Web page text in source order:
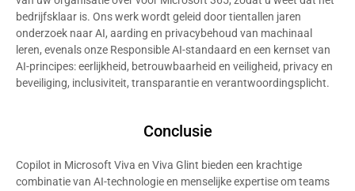
bedrijfsklaar is. Ons werk wordt geleid door tientallen jaren
onderzoek naar AI, aarding en privacybehoud van machinaal
leren, evenals onze Responsible AI-standaard en een kernset van
AI-principes: eerlijkheid, betrouwbaarheid en veiligheid, privacy en
beveiliging, inclusiviteit, transparantie en verantwoordingsplicht.
Conclusie
Copilot in Microsoft Viva en Viva Glint bieden een krachtige
combinatie van AI-technologie en menselijke expertise om teams